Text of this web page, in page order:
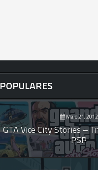
POPULARES
Maio 21, 2012
GTA Vice City Stories –
PSP